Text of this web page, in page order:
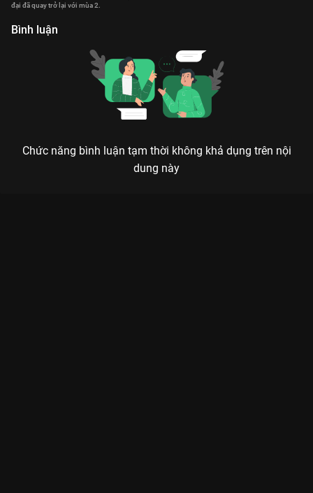
đại đã quay trở lại với mùa 2.
Bình luận
Chức năng bình luận tạm thời không khả dụng trên nội
dung này